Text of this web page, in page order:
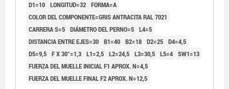
D1=10 LONGITUD=32 FORMA=A
COLOR DEL COMPONENTE=GRIS ANTRACITA RAL 7021
CARRERA S=5 DIÁMETRO DEL PERNO=5 L4=5
DISTANCIA ENTRE EJES=30 B1=40 B2=18 D2=25 D4=4,5
D5=9,5 F X 30°=1,3 L1=2,5 L2=24,5 L3=30,5 L5=4 SW1=13
FUERZA DEL MUELLE INICIAL F1 APROX. N=4,5
FUERZA DEL MUELLE FINAL F2 APROX. N=12,5